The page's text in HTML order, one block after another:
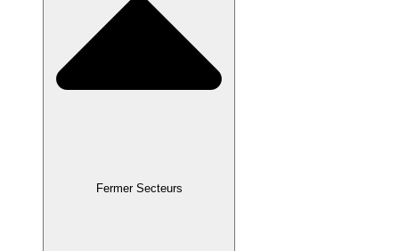
Fermer Secteurs